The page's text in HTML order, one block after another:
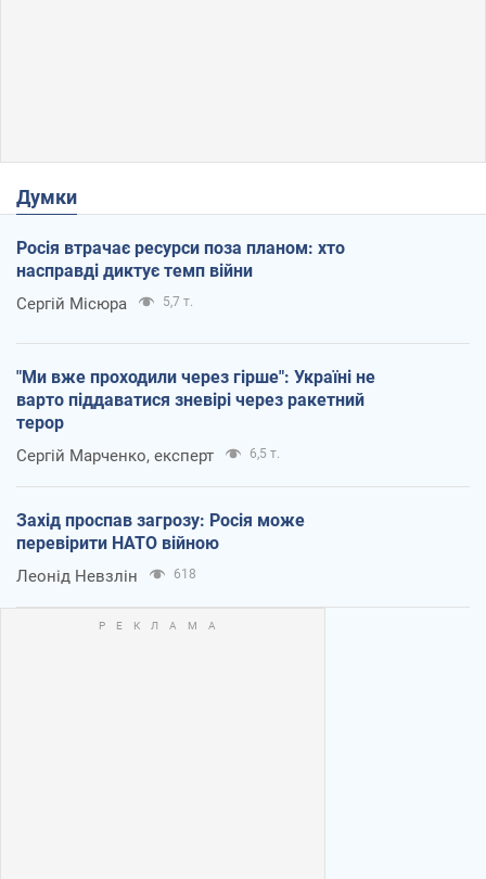
Думки
Росія втрачає ресурси поза планом: хто
насправді диктує темп війни
Сергій Місюра 5,7 т.
"Ми вже проходили через гірше": Україні не
варто піддаватися зневірі через ракетний
терор
Сергій Марченко, експерт 6,5 т.
Захід проспав загрозу: Росія може
перевірити НАТО війною
Леонід Невзлін 618